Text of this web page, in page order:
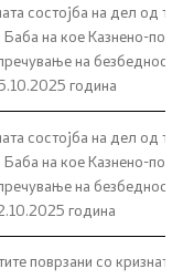
состојба на дел од
на кое Казнено-
на
година
состојба на дел од
на кое Казнено-
на
година
поврзани со